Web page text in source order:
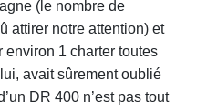
(le nombre de
attirer notre attention) et
environ 1 charter toutes
avait sûrement oublié
DR 400 n’est pas tout